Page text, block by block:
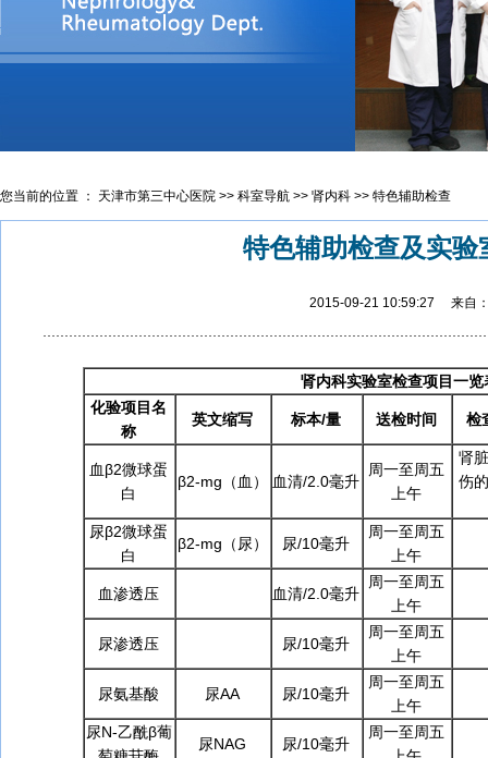
您当前的位置 ： 天津市第三中心医院 >> 科室导航 >> 肾内科 >> 特色辅助检查
特色辅助检查及实验
2015-09-21 10:59:27 来自
肾内科实验室检查项目一览
化验项目名
称
英文缩写 标本/量 送检时间 检
血β2微球蛋
白
β2-mg（血） 血清/2.0毫升
周一至周五
上午
肾
伤
尿β2微球蛋
白
β2-mg（尿） 尿/10毫升
周一至周五
上午
血渗透压 血清/2.0毫升
周一至周五
上午
尿渗透压 尿/10毫升
周一至周五
上午
尿氨基酸 尿AA 尿/10毫升
周一至周五
上午
尿N-乙酰β葡
尿NAG 尿/10毫升
周一至周五